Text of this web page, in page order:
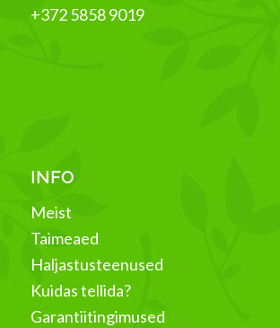
+372 5858 9019
INFO
Meist
Taimeaed
Haljastusteenused
Kuidas tellida?
Garantiitingimused